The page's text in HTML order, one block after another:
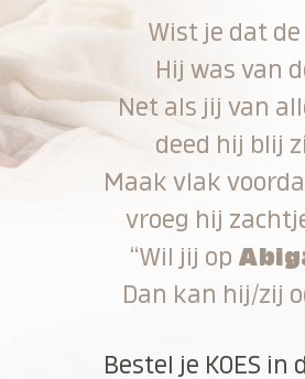
Wist je dat
Hij was van
Net als jij van
deed hij blij
Maak vlak
vroeg hij
“Wil jij op
Dan kan hij/zij
Bestel je KOES